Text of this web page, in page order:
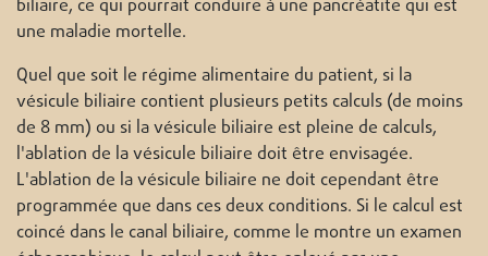
biliaire, ce qui pourrait conduire à une pancréatite qui est
une maladie mortelle.
Quel que soit le régime alimentaire du patient, si la
vésicule biliaire contient plusieurs petits calculs (de moins
de 8 mm) ou si la vésicule biliaire est pleine de calculs,
l'ablation de la vésicule biliaire doit être envisagée.
L'ablation de la vésicule biliaire ne doit cependant être
programmée que dans ces deux conditions. Si le calcul est
coincé dans le canal biliaire, comme le montre un examen